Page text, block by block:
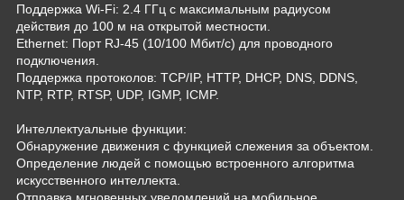
Поддержка Wi-Fi: 2.4 ГГц с максимальным радиусом
действия до 100 м на открытой местности.
Ethernet: Порт RJ-45 (10/100 Мбит/с) для проводного
подключения.
Поддержка протоколов: TCP/IP, HTTP, DHCP, DNS, DDNS,
NTP, RTP, RTSP, UDP, IGMP, ICMP.
Интеллектуальные функции:
Обнаружение движения с функцией слежения за объектом.
Определение людей с помощью встроенного алгоритма
искусственного интеллекта.
Отправка мгновенных уведомлений на мобильное